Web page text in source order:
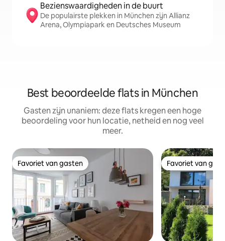
Bezienswaardigheden in de buurt
De populairste plekken in München zijn Allianz
Arena, Olympiapark en Deutsches Museum
Best beoordeelde flats in München
Gasten zijn unaniem: deze flats kregen een hoge
beoordeling voor hun locatie, netheid en nog veel
meer.
Favoriet van gasten
Favoriet van gasten Favoriet van
Favoriet van